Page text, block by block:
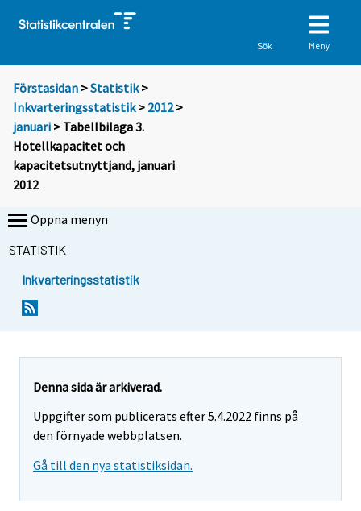
Sök Meny
Förstasidan >Statistik >
Inkvarteringsstatistik> 2012>
januari > Tabellbilaga 3.
Hotellkapacitet och
kapacitetsutnyttjand, januari
2012
Öppna menyn
STATISTIK
Inkvarteringsstatistik
Denna sida är arkiverad.
Uppgifter som publicerats efter 5.4.2022 finns på
den förnyade webbplatsen.
Gå till den nya statistiksidan.